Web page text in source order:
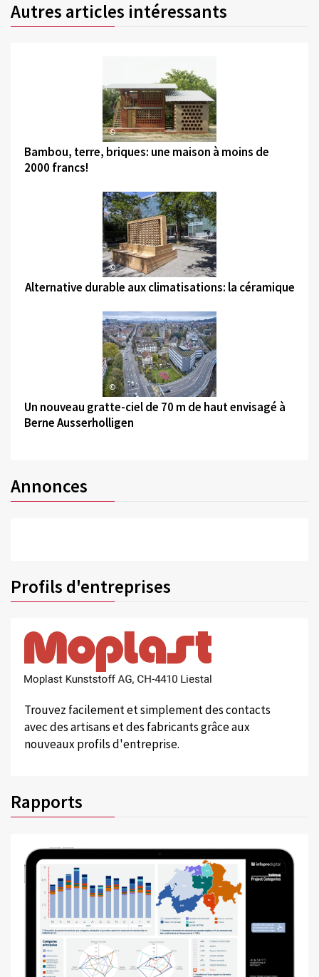
Autres articles intéressants
©
Bambou, terre, briques: une maison à moins de
2000 francs!
©
Alternative durable aux climatisations: la céramique
©
Un nouveau gratte-ciel de 70 m de haut envisagé à
Berne Ausserholligen
Annonces
Profils d'entreprises
Trouvez facilement et simplement des contacts
avec des artisans et des fabricants grâce aux
nouveaux profils d'entreprise.
Rapports